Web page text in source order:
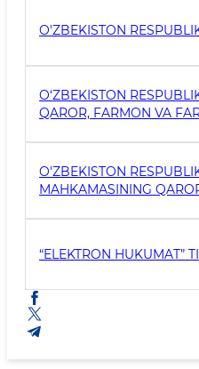
O'ZBEKISTON
O‘ZBEKISTON
QAROR, FARMON VA
O'ZBEKISTON
MAHKAMASINING
“ELEKTRON HUKUMAT”